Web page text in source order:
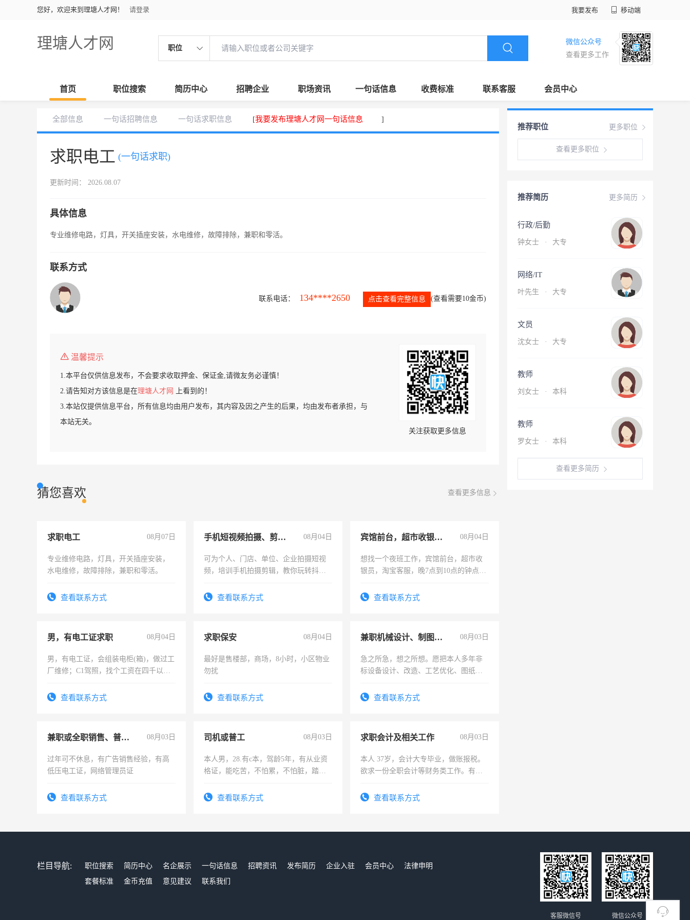
您好，欢迎来到理塘人才网！ 请登录 我要发布 移动端
理塘人才网 职位
微信公众号
查看更多工作
首页 职位搜索 简历中心 招聘企业 职场资讯 一句话信息 收费标准 联系客服 会员中心
全部信息 一句话招聘信息 一句话求职信息 [我要发布理塘人才网一句话信息 ]
求职电工 (一句话求职)
更新时间： 2026.08.07
具体信息
专业维修电路，灯具，开关插座安装，水电维修，故障排除，兼职和零活。
联系方式
联系电话： 134****2650 点击查看完整信息 (查看需要10金币)
温馨提示
1.本平台仅供信息发布，不会要求收取押金、保证金,请微友务必谨慎！
2.请告知对方该信息是在理塘人才网
上看到的！
3.本站仅提供信息平台，所有信息均由用户发布，其内容及因之产生的后果，均由发布者承担，与
本站无关。
关注获取更多信息
猜您喜欢 查看更多信息
求职电工 08月07日
专业维修电路，灯具，开关插座安装，
水电维修，故障排除，兼职和零活。
查看联系方式
手机短视频拍摄、剪辑、抖音快手 08月04日
可为个人、门店、单位、企业拍摄短视
频，培训手机拍摄剪辑，教你玩转抖音
频，培训手机拍摄剪辑，教你玩转抖
查看联系方式
宾馆前台，超市收银员，淘宝客服 08月04日
想找一个夜班工作，宾馆前台，超市收
银员，淘宝客服，晚7点到10点的钟点
号同微信查看联系方式
男，有电工证求职 08月04日
男，有电工证，会组装电柜(箱)，做过工
厂维修；C1驾照，找个工资在四千以
电话查看联系方式
求职保安 08月04日
最好是售楼部，商场，8小时，小区物业
勿扰
查看联系方式
兼职机械设计、制图、设备改造 08月03日
急之所急，想之所想。愿把本人多年非
标设备设计、改造、工艺优化、图纸制
结识有识之士，共享未来。
查看联系方式
兼职或全职销售、普工、维修 08月03日
过年可不休息，有广告销售经验，有高
低压电工证，网络管理员证
查看联系方式
司机或普工 08月03日
本人男，28.有c本，驾龄5年，有从业资
格证，能吃苦，不怕累，不怕脏，踏
查看联系方式
求职会计及相关工作 08月03日
本人 37岁，会计大专毕业，做账报税。
欲求一份全职会计等财务类工作。有会
查看联系方式
更多职位
推荐职位
查看更多职位
更多简历
推荐简历
行政/后勤
钟女士 · 大专
网络/IT
叶先生 · 大专
文员
沈女士 · 大专
教师
刘女士 · 本科
教师
罗女士 · 本科
查看更多简历
栏目导航: 职位搜索 简历中心 名企展示 一句话信息 招聘资讯 发布简历 企业入驻 会员中心
法律申明
套餐标准
金币充值 意见建议 联系我们
微信公众号
客服微信号